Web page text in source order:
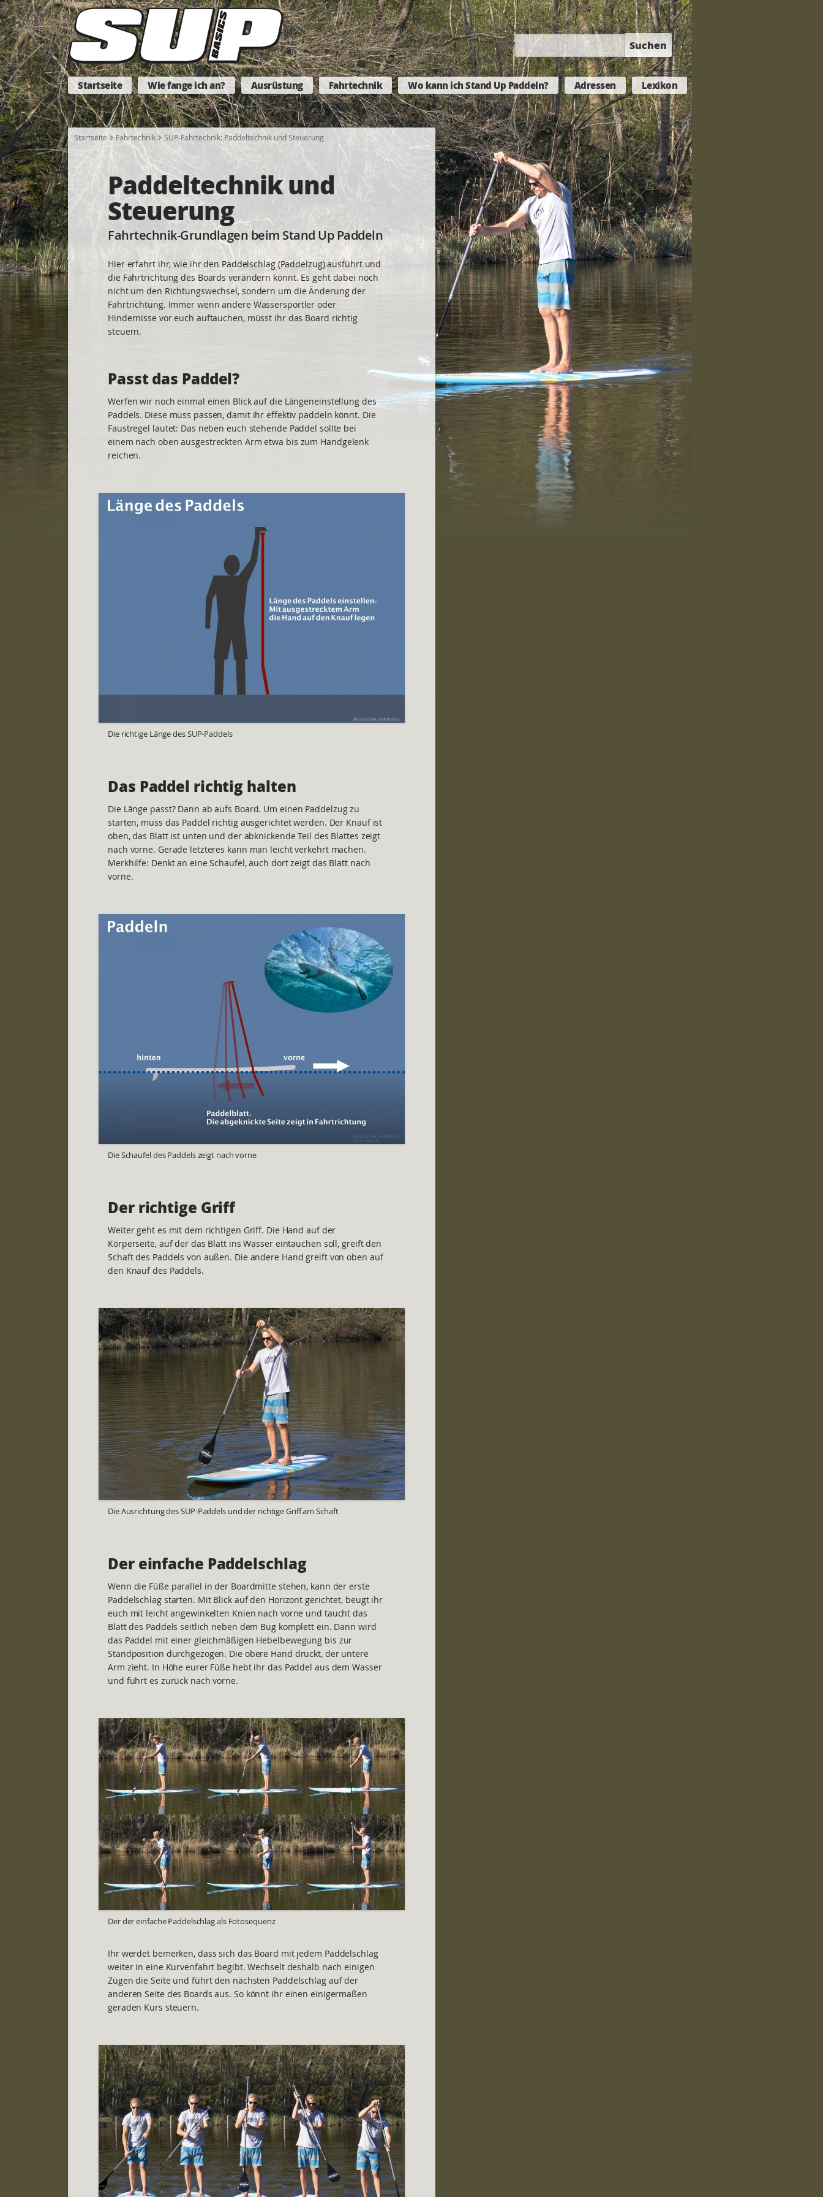
Suchen
Startseite Wie fange ich an? Ausrüstung Fahrtechnik Wo kann ich Stand Up Paddeln? Adressen Lexikon
Startseite Fahrtechnik SUP-Fahrtechnik: Paddeltechnik und Steuerung
Paddeltechnik und
Steuerung
Fahrtechnik-Grundlagen beim Stand Up Paddeln
Hier erfahrt ihr, wie ihr den Paddelschlag (Paddelzug) ausführt und
die Fahrtrichtung des Boards verändern könnt. Es geht dabei noch
nicht um den Richtungswechsel, sondern um die Änderung der
Fahrtrichtung. Immer wenn andere Wassersportler oder
Hindernisse vor euch auftauchen, müsst ihr das Board richtig
steuern.
Passt das Paddel?
Werfen wir noch einmal einen Blick auf die Längeneinstellung des
Paddels. Diese muss passen, damit ihr effektiv paddeln könnt. Die
Faustregel lautet: Das neben euch stehende Paddel sollte bei
einem nach oben ausgestreckten Arm etwa bis zum Handgelenk
reichen.
Die richtige Länge des SUP-Paddels
Das Paddel richtig halten
Die Länge passt? Dann ab aufs Board. Um einen Paddelzug zu
starten, muss das Paddel richtig ausgerichtet werden. Der Knauf ist
oben, das Blatt ist unten und der abknickende Teil des Blattes zeigt
nach vorne. Gerade letzteres kann man leicht verkehrt machen.
Merkhilfe: Denkt an eine Schaufel, auch dort zeigt das Blatt nach
vorne.
Die Schaufel des Paddels zeigt nach vorne
Der richtige Griff
Weiter geht es mit dem richtigen Griff. Die Hand auf der
Körperseite, auf der das Blatt ins Wasser eintauchen soll, greift den
Schaft des Paddels von außen. Die andere Hand greift von oben auf
den Knauf des Paddels.
Die Ausrichtung des SUP-Paddels und der richtige Griff am Schaft
Der einfache Paddelschlag
Wenn die Füße parallel in der Boardmitte stehen, kann der erste
Paddelschlag starten. Mit Blick auf den Horizont gerichtet, beugt ihr
euch mit leicht angewinkelten Knien nach vorne und taucht das
Blatt des Paddels seitlich neben dem Bug komplett ein. Dann wird
das Paddel mit einer gleichmäßigen Hebelbewegung bis zur
Standposition durchgezogen. Die obere Hand drückt, der untere
Arm zieht. In Höhe eurer Füße hebt ihr das Paddel aus dem Wasser
und führt es zurück nach vorne.
Der der einfache Paddelschlag als Fotosequenz
Ihr werdet bemerken, dass sich das Board mit jedem Paddelschlag
weiter in eine Kurvenfahrt begibt. Wechselt deshalb nach einigen
Zügen die Seite und führt den nächsten Paddelschlag auf der
anderen Seite des Boards aus. So könnt ihr einen einigermaßen
geraden Kurs steuern.